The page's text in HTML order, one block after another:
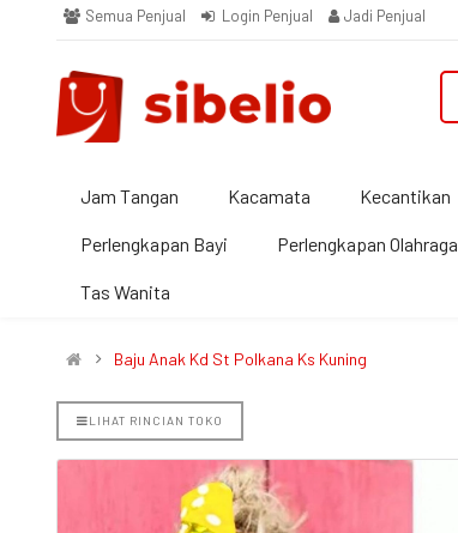
Semua Penjual Login Penjual Jadi Penjual
Jam Tangan Kacamata Kecantikan
Perlengkapan Bayi Perlengkapan Olahraga
Tas Wanita
Baju Anak Kd St Polkana Ks Kuning
LIHAT RINCIAN TOKO